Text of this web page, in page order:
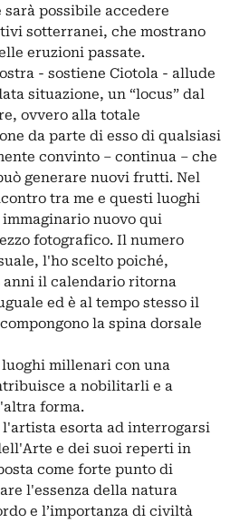
possibile accedere
sotterranei, che mostrano
eruzioni passate.
- sostiene Ciotola - allude
situazione, un “locus” dal
ovvero alla totale
da parte di esso di qualsiasi
convinto – continua – che
generare nuovi frutti. Nel
tra me e questi luoghi
nuovo qui
fotografico. Il numero
l'ho scelto poiché,
anni il calendario ritorna
ed è al tempo stesso il
la spina dorsale
millenari con una
a nobilitarli e a
forma.
esorta ad interrogarsi
e dei suoi reperti in
come forte punto di
l'essenza della natura
e l’importanza di civiltà